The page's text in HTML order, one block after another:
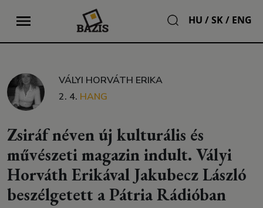
HU /SK/ ENG
VÁLYI HORVÁTH ERIKA
2. 4. HANG
Zsiráf néven új kulturális és
művészeti magazin indult. Vályi
Horváth Erikával Jakubecz László
beszélgetett a Pátria Rádióban